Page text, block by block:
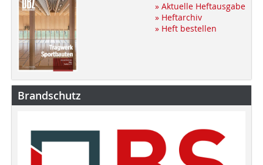
» Aktuelle Heftausgabe
» Heftarchiv
» Heft bestellen
Brandschutz